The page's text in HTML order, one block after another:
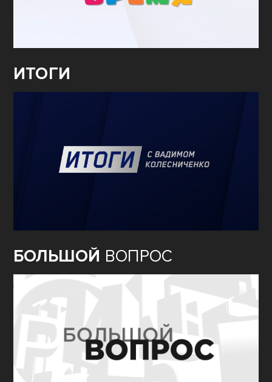
ИТОГИ
БОЛЬШОЙ ВОПРОС